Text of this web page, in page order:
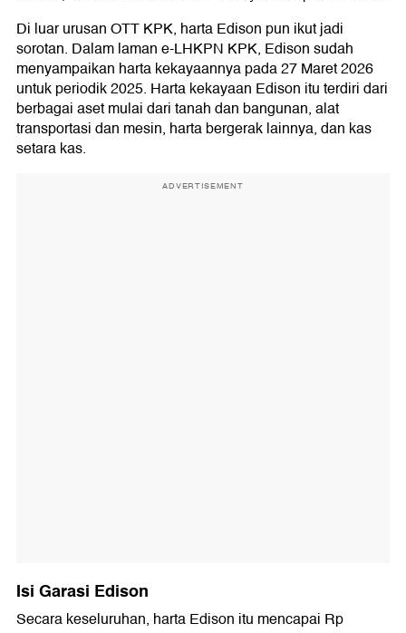
Di luar urusan OTT KPK, harta Edison pun ikut jadi
sorotan. Dalam laman e-LHKPN KPK, Edison sudah
menyampaikan harta kekayaannya pada 27 Maret 2026
untuk periodik 2025. Harta kekayaan Edison itu terdiri dari
berbagai aset mulai dari tanah dan bangunan, alat
transportasi dan mesin, harta bergerak lainnya, dan kas
setara kas.
ADVERTISEMENT
Isi Garasi Edison
Secara keseluruhan, harta Edison itu mencapai Rp